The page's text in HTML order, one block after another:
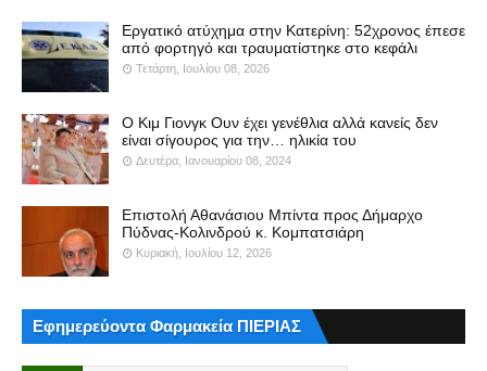
Εργατικό ατύχημα στην Κατερίνη: 52χρονος έπεσε
από φορτηγό και τραυματίστηκε στο κεφάλι
Τετάρτη, Ιουλίου 08, 2026
Ο Κιμ Γιονγκ Ουν έχει γενέθλια αλλά κανείς δεν
είναι σίγουρος για την… ηλικία του
Δευτέρα, Ιανουαρίου 08, 2024
Επιστολή Αθανάσιου Μπίντα προς Δήμαρχο
Πύδνας-Κολινδρού κ. Κομπατσιάρη
Κυριακή, Ιουλίου 12, 2026
Εφημερεύοντα Φαρμακεία ΠΙΕΡΙΑΣ